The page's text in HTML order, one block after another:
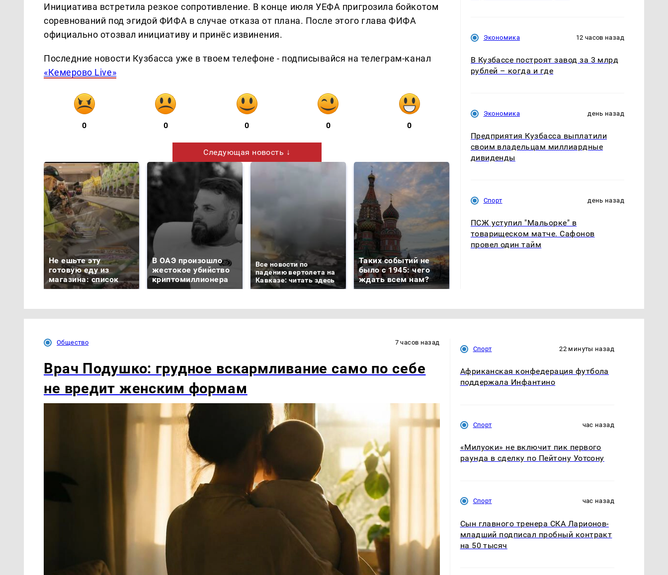
Инициатива встретила резкое сопротивление. В конце июля УЕФА пригрозила бойкотом
соревнований под эгидой ФИФА в случае отказа от плана. После этого глава ФИФА
официально отозвал инициативу и принёс извинения.
Последние новости Кузбасса уже в твоем телефоне - подписывайся на телеграм-канал
«Кемерово Live»
0 0 0 0 0
Следующая новость ↓
Не ешьте эту
готовую еду из
магазина: список
В ОАЭ произошло
жестокое убийство
криптомиллионера
Все новости по
падению вертолета на
Кавказе: читать здесь
Таких событий не
было с 1945: чего
ждать всем нам?
Экономика 12 часов назад
В Кузбассе построят завод за 3 млрд
рублей – когда и где
Экономика день назад
Предприятия Кузбасса выплатили
своим владельцам миллиардные
дивиденды
Спорт день назад
ПСЖ уступил "Мальорке" в
товарищеском матче. Сафонов
провел один тайм
Общество 7 часов назад
Врач Подушко: грудное вскармливание само по себе
не вредит женским формам
Спорт 22 минуты назад
Африканская конфедерация футбола
поддержала Инфантино
Спорт час назад
«Милуоки» не включит пик первого
раунда в сделку по Пейтону Уотсону
Спорт час назад
Сын главного тренера СКА Ларионов-
младший подписал пробный контракт
на 50 тысяч